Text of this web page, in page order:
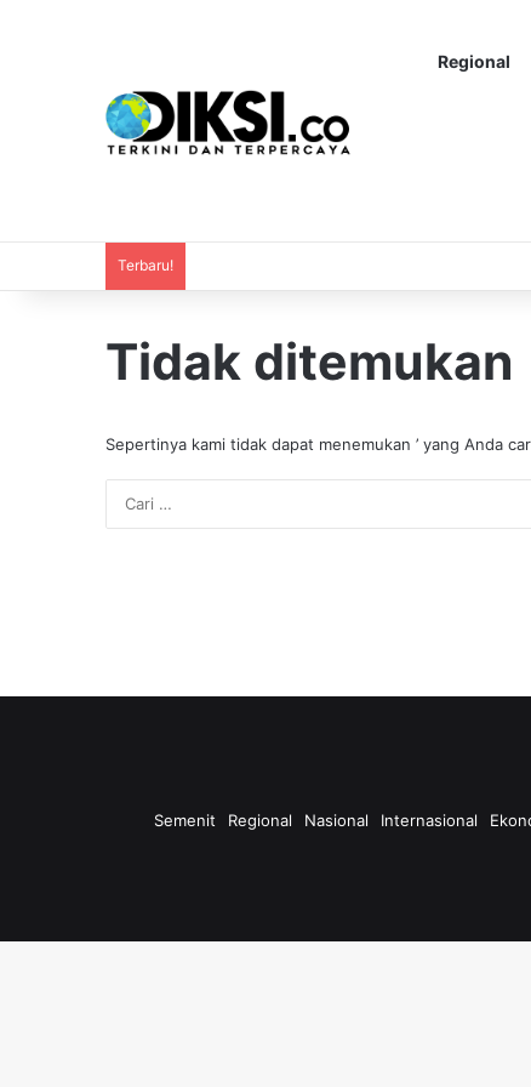
Regional
Terbaru!
Tidak ditemukan
Sepertinya kami tidak dapat menemukan ’ yang Anda
Semenit Regional Nasional Internasional